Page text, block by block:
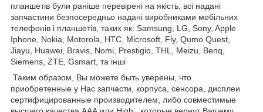
планшетів були раніше перевірені на якість, всі надані
запчастини безпосередньо надані виробниками мобільних
телефонів і планшетів, таких як: Samsung, LG, Sony, Apple
Iphone, Nokia, Motorola, HTC, Microsoft, Fly, Qumo Quest,
Jiayu, Huawei, Bravis, Nomi, Prestigio, THL, Meizu, Benq,
Siemens, ZTE, Gsmart, та інші
Таким образом, Вы можете быть уверены, что
приобретенные у Нас запчасти, корпуса, сенсора, дисплеи
сертифицированные производителем, либо совместимые